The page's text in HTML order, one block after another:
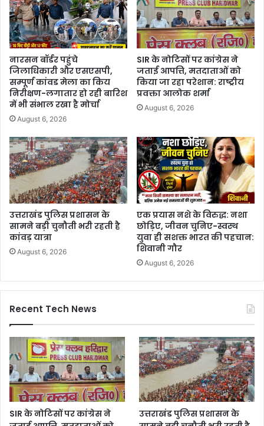
नारसन बॉर्डर पहुंचे
जिलाधिकारी और एसएसपी,
सम्पूर्ण कांवड मेला का किय
निरीक्षण-लगातार हो रही बारिश
में भी संभाल रखा है मोर्चा
August 6, 2026
SIR के नोटिसों पर कांग्रेस ने
जताई आपत्ति, मतदाताओं को
किया जा रहा परेशान: राष्ट्रीय
प्रवक्ता आलोक शर्मा
August 6, 2026
उत्तराखंड पुलिस प्रशासन के
सामने बड़ी चुनौती भरी रहती है
कांवड़ यात्रा
August 6, 2026
एक प्रयास नशे के विरुद्ध: नशा
छोड़िए, जीवन चुनिए-स्वस्थ
युवा ही सशक्त भारत की पहचान:
शिवानी गौर
August 6, 2026
Recent Tech News
SIR के नोटिसों पर कांग्रेस ने
उत्तराखंड पुलिस प्रशासन के